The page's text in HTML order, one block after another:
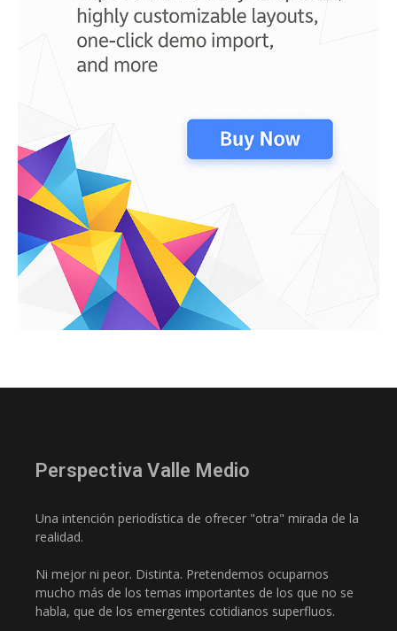
Perspectiva Valle Medio
Una intención periodística de ofrecer "otra" mirada de la
realidad.
Ni mejor ni peor. Distinta. Pretendemos ocuparnos
mucho más de los temas importantes de los que no se
habla, que de los emergentes cotidianos superfluos.